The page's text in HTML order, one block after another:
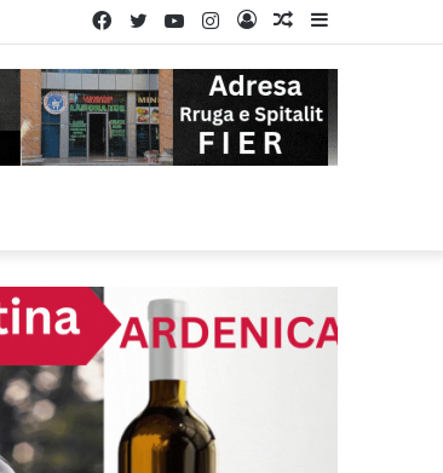
Sidebar
Random
Log
Instagram
YouTube
Twitter
Facebook